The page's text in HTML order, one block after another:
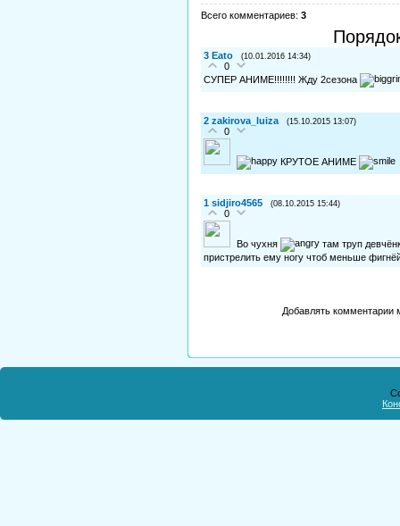
Всего комментариев: 3
3 Eato (10.01.2016 14:34)
0
СУПЕР АНИМЕ!!!!!!!! Жду 2сезона
2 zakirova_luiza (15.10.2015 13:07)
0
КРУТОЕ АНИМЕ
1 sidjiro4565 (08.10.2015 15:44)
0
Во чухня
там труп
пристрелить ему ногу чтоб меньше
Добавлять комментарии